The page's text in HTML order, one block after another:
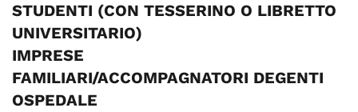
STUDENTI (CON TESSERINO O LIBRETTO
UNIVERSITARIO)
IMPRESE
FAMILIARI/ACCOMPAGNATORI DEGENTI
OSPEDALE